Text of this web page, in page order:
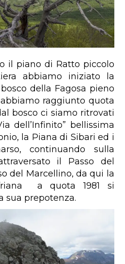
il piano di Ratto piccolo
abbiamo iniziato la
della Fagosa pieno
raggiunto quota
bosco ci siamo ritrovati
dell’Infinito” bellissima
la Piana di Sibari ed i
continuando sulla
il Passo del
del Marcellino, da qui la
a quota 1981 si
sua prepotenza.